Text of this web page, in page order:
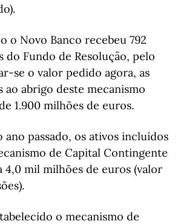
o Novo Banco recebeu 792
do Fundo de Resolução, pelo
se o valor pedido agora, as
ao abrigo deste mecanismo
1.900 milhões de euros.
ano passado, os ativos incluídos
de Capital Contingente
4,0 mil milhões de euros (valor
o mecanismo de